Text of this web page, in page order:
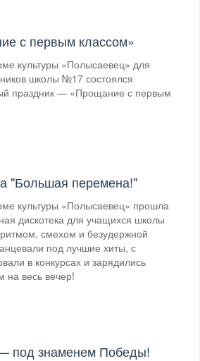
с первым классом»
культуры «Полысаевец» для
школы №17 состоялся
праздник — «Прощание с первым
"Большая перемена!"
культуры «Полысаевец» прошла
дискотека для учащихся школы
смехом и безудержной
под лучшие хиты, с
в конкурсах и зарядились
на весь вечер!
под знаменем Победы!